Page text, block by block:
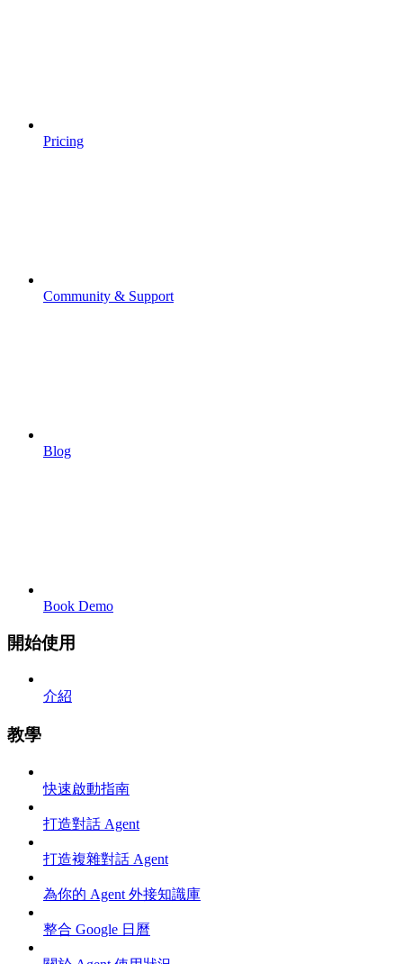
Pricing
Community & Support
Blog
Book Demo
開始使用
介紹
教學
快速啟動指南
打造對話 Agent
打造複雜對話 Agent
為你的 Agent 外接知識庫
整合 Google 日曆